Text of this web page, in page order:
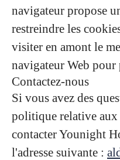
navigateur propose
restreindre les
visiter en amont le
navigateur Web
Contactez-nous
Si vous avez des
politique relative
contacter Younight
l'adresse suivante :